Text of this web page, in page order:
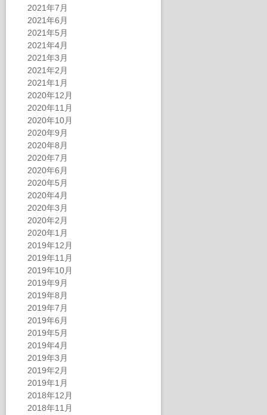
2021年7月
2021年6月
2021年5月
2021年4月
2021年3月
2021年2月
2021年1月
2020年12月
2020年11月
2020年10月
2020年9月
2020年8月
2020年7月
2020年6月
2020年5月
2020年4月
2020年3月
2020年2月
2020年1月
2019年12月
2019年11月
2019年10月
2019年9月
2019年8月
2019年7月
2019年6月
2019年5月
2019年4月
2019年3月
2019年2月
2019年1月
2018年12月
2018年11月